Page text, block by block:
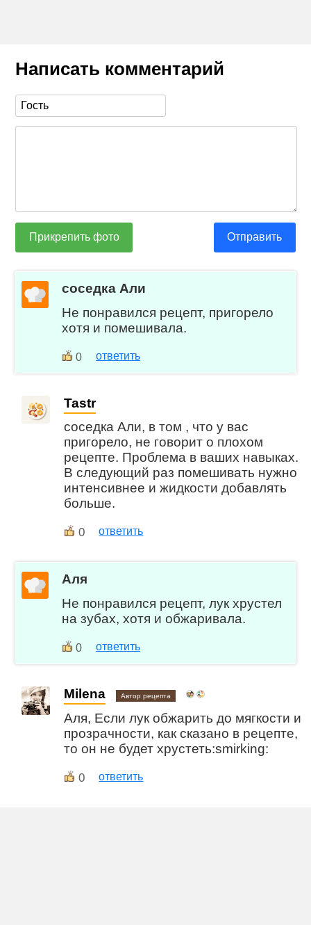
Написать комментарий
Прикрепить фото Отправить
соседка Али
Не понравился рецепт, пригорело
хотя и помешивала.
0 ответить
Tastr
соседка Али, в том , что у вас
пригорело, не говорит о плохом
рецепте. Проблема в ваших навыках.
В следующий раз помешивать нужно
интенсивнее и жидкости добавлять
больше.
0 ответить
Аля
Не понравился рецепт, лук хрустел
на зубах, хотя и обжаривала.
0 ответить
Milena Автор рецепта
Аля, Если лук обжарить до мягкости и
прозрачности, как сказано в рецепте,
то он не будет хрустеть:smirking:
0 ответить